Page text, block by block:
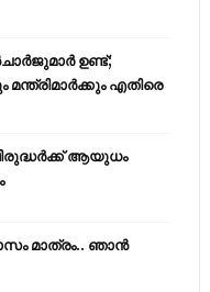
ഉണ്ട്;
എതിരെ
ആയുധം
മാത്രം.. ഞാൻ